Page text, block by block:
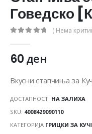
Говедско
( Нема
60ден
Вкусни стапчиња за
ДОСТАПНОСТ: НА ЗАЛИХА
SKU: 4008429090110
КАТЕГОРИЈА ГРИЦКИ ЗА